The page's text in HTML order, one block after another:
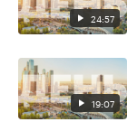
24:57
19:07